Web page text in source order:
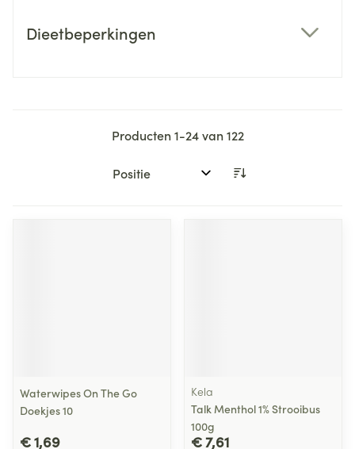
Dieetbeperkingen
Producten1-24van122
Sorteer op:
Waterwipes On The Go
Doekjes 10
€ 1,69
Kela
Talk Menthol 1% Strooibus
100g
€ 7,61